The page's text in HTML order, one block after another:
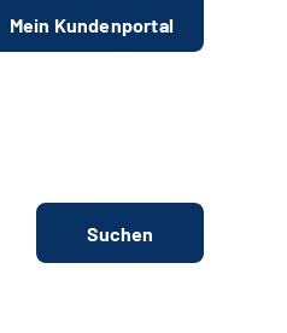
Mein Kundenportal
Suchen